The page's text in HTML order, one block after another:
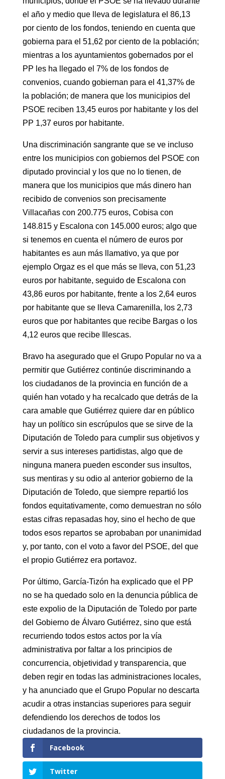
el año y medio que lleva de legislatura el 86,13
por ciento de los fondos, teniendo en cuenta que
gobierna para el 51,62 por ciento de la población;
mientras a los ayuntamientos gobernados por el
PP les ha llegado el 7% de los fondos de
convenios, cuando gobiernan para el 41,37% de
la población; de manera que los municipios del
PSOE reciben 13,45 euros por habitante y los del
PP 1,37 euros por habitante.
Una discriminación sangrante que se ve incluso
entre los municipios con gobiernos del PSOE con
diputado provincial y los que no lo tienen, de
manera que los municipios que más dinero han
recibido de convenios son precisamente
Villacañas con 200.775 euros, Cobisa con
148.815 y Escalona con 145.000 euros; algo que
si tenemos en cuenta el número de euros por
habitantes es aun más llamativo, ya que por
ejemplo Orgaz es el que más se lleva, con 51,23
euros por habitante, seguido de Escalona con
43,86 euros por habitante, frente a los 2,64 euros
por habitante que se lleva Camarenilla, los 2,73
euros que por habitantes que recibe Bargas o los
4,12 euros que recibe Illescas.
Bravo ha asegurado que el Grupo Popular no va a
permitir que Gutiérrez continúe discriminando a
los ciudadanos de la provincia en función de a
quién han votado y ha recalcado que detrás de la
cara amable que Gutiérrez quiere dar en público
hay un político sin escrúpulos que se sirve de la
Diputación de Toledo para cumplir sus objetivos y
servir a sus intereses partidistas, algo que de
ninguna manera pueden esconder sus insultos,
sus mentiras y su odio al anterior gobierno de la
Diputación de Toledo, que siempre repartió los
fondos equitativamente, como demuestran no sólo
estas cifras repasadas hoy, sino el hecho de que
todos esos repartos se aprobaban por unanimidad
y, por tanto, con el voto a favor del PSOE, del que
el propio Gutiérrez era portavoz.
Por último, García-Tizón ha explicado que el PP
no se ha quedado solo en la denuncia pública de
este expolio de la Diputación de Toledo por parte
del Gobierno de Álvaro Gutiérrez, sino que está
recurriendo todos estos actos por la vía
administrativa por faltar a los principios de
concurrencia, objetividad y transparencia, que
deben regir en todas las administraciones locales,
y ha anunciado que el Grupo Popular no descarta
acudir a otras instancias superiores para seguir
defendiendo los derechos de todos los
ciudadanos de la provincia.
Facebook
Twitter